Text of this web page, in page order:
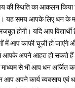
की स्थिति का आकलन किया
यह समय आपके लिए धन के
होगी। यदि आप
में आप काफी चूज़ी हो
अपने आहत हो सकते हैं।
माध्यम से भी आप धन
आप अपने कार्य व्यवसाय